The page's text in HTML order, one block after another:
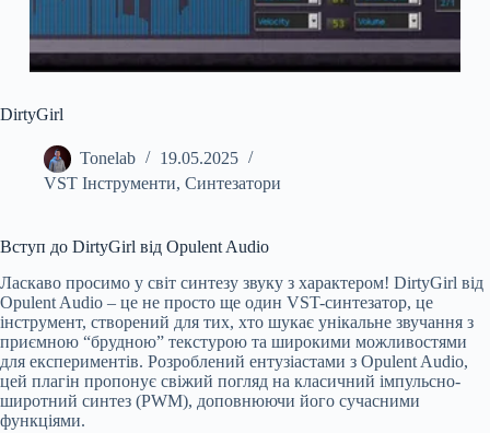
DirtyGirl
Tonelab
19.05.2025
VST Інструменти, Синтезатори
Вступ до DirtyGirl від Opulent Audio
Ласкаво просимо у світ синтезу звуку з характером! DirtyGirl від
Opulent Audio – це не просто ще один VST-синтезатор, це
інструмент, створений для тих, хто шукає унікальне звучання з
приємною “брудною” текстурою та широкими можливостями
для експериментів. Розроблений ентузіастами з Opulent Audio,
цей плагін пропонує свіжий погляд на класичний імпульсно-
широтний синтез (PWM), доповнюючи його сучасними
функціями.